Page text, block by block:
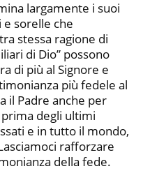
largamente i suoi
sorelle che
stessa ragione di
di Dio” possono
di più al Signore e
più fedele al
il Padre anche per
degli ultimi
e in tutto il mondo,
rafforzare
della fede.